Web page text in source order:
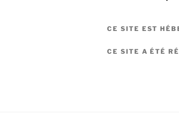
CE SITE EST
CE SITE A ÉTÉ